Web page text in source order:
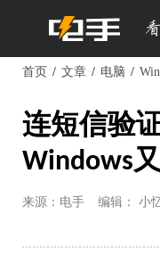
首页 文章 电脑
连短信验
Windows
来源：电手 编辑： 小